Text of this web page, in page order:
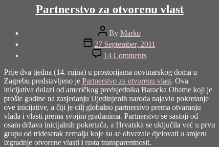
Partnerstvo za otvorenu vlast
Post
author
By Marko
Post
date
27 September, 2011
14 Commentson
Partnerstvo
za
otvorenu
vlast
Prije dva tjedna (14. rujna) u prostorijama novinarskog doma u
Zagrebu predstavljeno je Partnerstvo za otvorenu vlast. Ova
inicijativa dolazi od američkog predsjednika Baracka Obame koji je
prošle godine na zasjedanju Ujedinjenih naroda najavio pokretanje
ove inicijative, a čiji je cilj globalno partnerstvo prema otvaranju
vlada i vlasti prema svojim građanima. Partnerstvo se sastoji od
osam država inicijalnih pokretača, a Hrvatska se uključila već u prvu
grupu od tridesetak zemalja koje su se obvezale djelovati u smjeru
izgradnje otvorene vlasti i rasta transparentnosti.